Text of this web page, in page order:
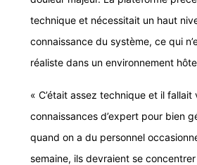
technique et nécessitait un haut
connaissance du système, ce qui
réaliste dans un environnement
« C’était assez technique et il fallait
connaissances d’expert pour bien
quand on a du personnel
semaine, ils devraient se